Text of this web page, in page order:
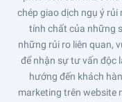
chép giao dịch ngụ ý
tính chất của những
những rủi ro liên quan,
để nhận sự tư vấn độc
hướng đến khách
marketing trên website